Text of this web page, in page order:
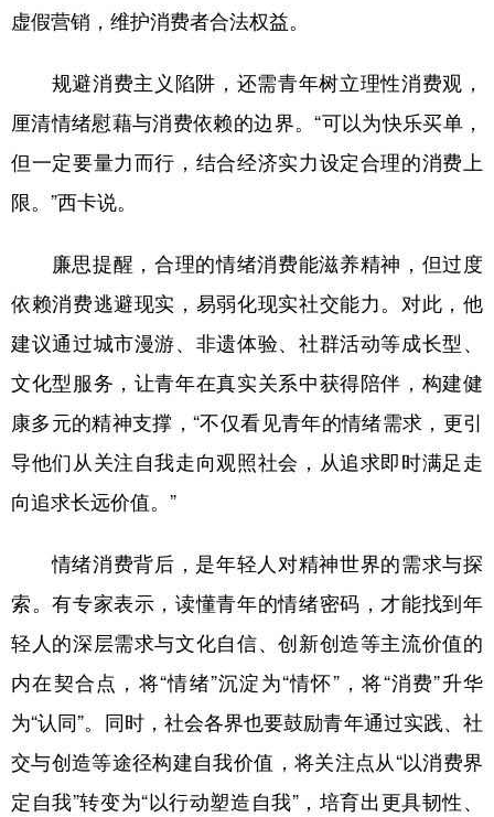
虚假营销，维护消费者合法权益。
规避消费主义陷阱，还需青年树立理性消费观，
厘清情绪慰藉与消费依赖的边界。“可以为快乐买单，
但一定要量力而行，结合经济实力设定合理的消费上
限。”西卡说。
廉思提醒，合理的情绪消费能滋养精神，但过度
依赖消费逃避现实，易弱化现实社交能力。对此，他
建议通过城市漫游、非遗体验、社群活动等成长型、
文化型服务，让青年在真实关系中获得陪伴，构建健
康多元的精神支撑，“不仅看见青年的情绪需求，更引
导他们从关注自我走向观照社会，从追求即时满足走
向追求长远价值。”
情绪消费背后，是年轻人对精神世界的需求与探
索。有专家表示，读懂青年的情绪密码，才能找到年
轻人的深层需求与文化自信、创新创造等主流价值的
内在契合点，将“情绪”沉淀为“情怀”，将“消费”升华
为“认同”。同时，社会各界也要鼓励青年通过实践、社
交与创造等途径构建自我价值，将关注点从“以消费界
定自我”转变为“以行动塑造自我”，培育出更具韧性、